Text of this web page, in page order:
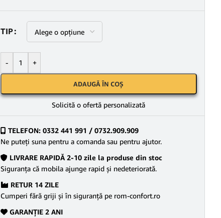
TIP
- +
ADAUGĂ ÎN COȘ
Solicită o ofertă personalizată
TELEFON: 0332 441 991 / 0732.909.909
Ne puteţi suna pentru a comanda sau pentru ajutor.
LIVRARE RAPIDĂ 2-10 zile la produse din stoc
Siguranţa că mobila ajunge rapid şi nedeteriorată.
RETUR 14 ZILE
Cumperi fără griji şi în siguranţă pe rom-confort.ro
GARANŢIE 2 ANI